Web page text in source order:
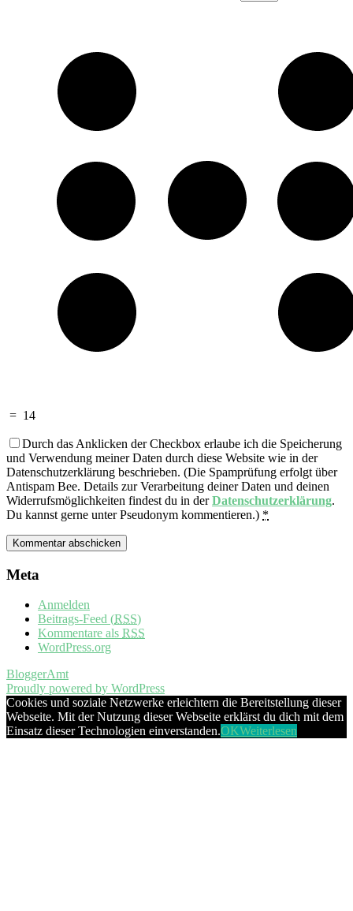
= 14
Durch das Anklicken der Checkbox erlaube ich die Speicherung
und Verwendung meiner Daten durch diese Website wie in der
Datenschutzerklärung beschrieben. (Die Spamprüfung erfolgt über
Antispam Bee. Details zur Verarbeitung deiner Daten und deinen
Widerrufsmöglichkeiten findest du in derDatenschutzerklärung.
Du kannst gerne unter Pseudonym kommentieren.) *
Meta
Anmelden
Beitrags-Feed (RSS)
Kommentare als RSS
WordPress.org
BloggerAmt
Proudly powered by WordPress
Cookies und soziale Netzwerke erleichtern die Bereitstellung dieser
Webseite. Mit der Nutzung dieser Webseite erklärst du dich mit dem
Einsatz dieser Technologien einverstanden.OKWeiterlesen